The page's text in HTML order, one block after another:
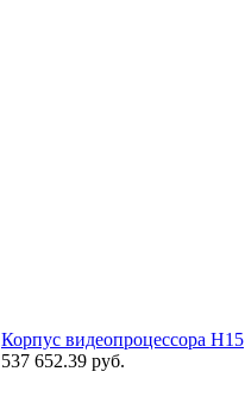
Корпус видеопроцессора H15
537 652.39 руб.